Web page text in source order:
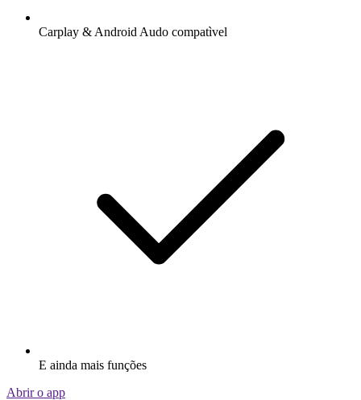
Carplay & Android Audo compatìvel
E ainda mais funções
Abrir o app